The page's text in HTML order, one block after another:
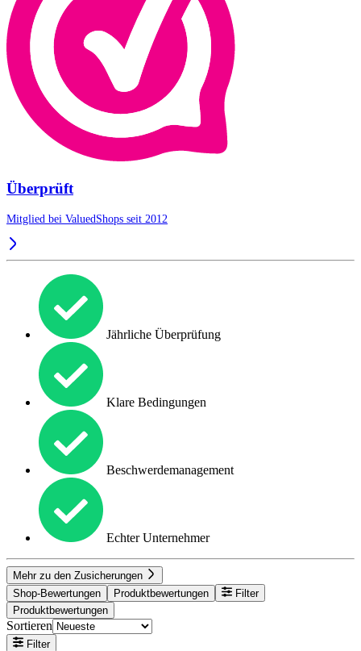
Überprüft
Mitglied bei ValuedShops seit 2012
Jährliche Überprüfung
Klare Bedingungen
Beschwerdemanagement
Echter Unternehmer
Mehr zu den Zusicherungen
Shop-Bewertungen
Produktbewertungen
Filter
Produktbewertungen
Sortieren
Filter